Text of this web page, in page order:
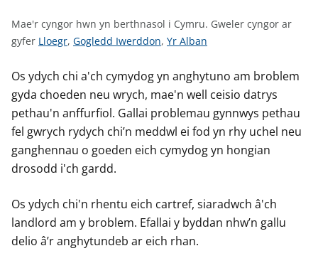
Mae'r cyngor hwn yn berthnasol i Cymru. Gweler cyngor ar
gyfer G
e
e
c
n
o
r
a
Lloegr, G
e
l
e
c
n
o
r
a
Gogledd Iwerddon, G
e
l
e
y
o
r
a
Yr Alban
Os ydych chi a'ch cymydog yn anghytuno am broblem
gyda choeden neu wrych, mae'n well ceisio datrys
pethau'n anffurfiol. Gallai problemau gynnwys pethau
fel gwrych rydych chi’n meddwl ei fod yn rhy uchel neu
ganghennau o goeden eich cymydog yn hongian
drosodd i'ch gardd.
Os ydych chi'n rhentu eich cartref, siaradwch â'ch
landlord am y broblem. Efallai y byddan nhw’n gallu
delio â’r anghytundeb ar eich rhan.